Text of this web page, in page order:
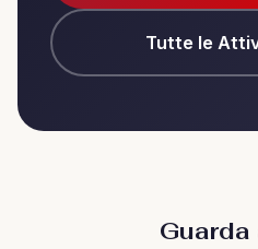
Tutte le
Guarda